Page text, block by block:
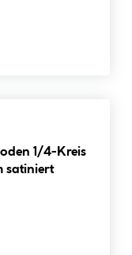
1/4-Kreis
satiniert